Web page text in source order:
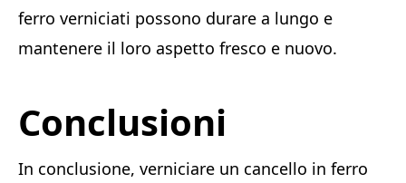
ferro verniciati possono durare a lungo e
mantenere il loro aspetto fresco e nuovo.
Conclusioni
In conclusione, verniciare un cancello in ferro